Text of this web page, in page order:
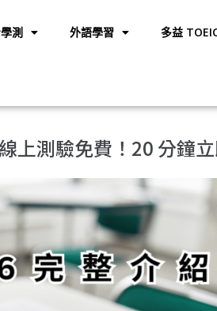
測 外語學習 多益
上測驗免費！20 分鐘